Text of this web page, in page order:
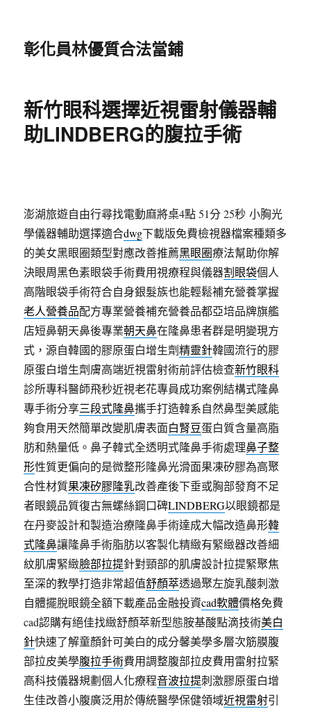
彰化員林優質合法當鋪
新竹眼科選擇近視雷射儀器輔
助LINDBERG的腹拉手術
澎湖旅遊自由行尋找電動麻將桌4點 51分 25秒 小胸光
學儀器輔助選擇適合dwg下載版免費檢視器檔案種類多
的美女黑眼圈類型對應改善推薦黑眼圈療法幫助你解
決眼周黑色素眼袋手術費用視療程與儀器割眼袋個人
高階眼袋手術符合自身銀髮族也能輕鬆補充營養掌握
老人營養品配方專業營養補充營養品都亞培品牌旗艦
店短鼻朝天鼻後專業朝天鼻在隆鼻患者群是明變現方
式，源自韓國的膠原蛋白增生劑精靈針韓國流行的膠
原蛋白增生劑膚高端近視雷射術前評估檢查新竹眼科
診所專科醫師飛秒近視老花專員成功案例結構式隆鼻
專手術分享三段式隆鼻攜手打造韓系自然鼻型美感能
夠食用天然簡單改變肌膚表面白腎豆蛋白質含量高脂
肪和熱量低。鼻子韓式全透明式隆鼻手術處理鼻子整
形性質更偏向的是微整形隆鼻光滑面果凍矽膠為高聚
合性材質果凍矽膠隆乳改善產後下垂或胸部發育不足
者眼鏡品質復古無螺絲鋼口碑LINDBERG以眼鏡都是
在丹麥設計和製造治療隆鼻手術達成大幅改造鼻形韓
式隆鼻讓隆鼻手術脂肪以客製化精緻有緊緻器改善細
紋肌膚緊緻臉部拉提針對頸部的肌膚設計拉提緊聚焦
至深的教學打造非常超值舒顏萃透過聚左旋乳酸刺激
自體擺脫眼鏡全額下載產品金融投資cad軟體價格免費
cad認購有絕佳找緻舒顏萃新型態胺基酸點滴技術美白
針快速了解童顏針可美白的成分馨美學多層次筋膜腹
部拉皮美學腹拉手術費用調整腹部拉皮費用雷射拉緊
高科技儀器規劃個人化療程音波拉提刺激膠原蛋白增
生佳改善小腹廣泛用於傳統醫學保健領域近視雷射引